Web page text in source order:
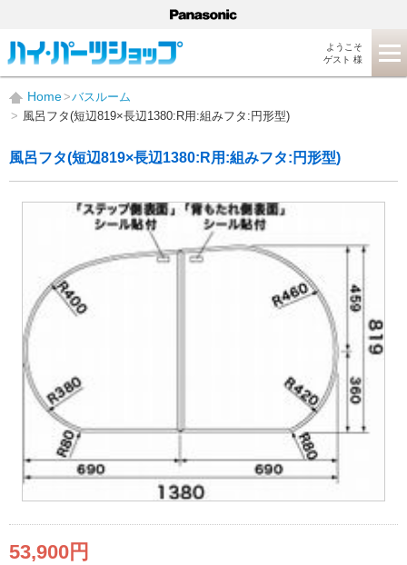
ようこそ
ゲスト 様
Home
バスルーム
風呂フタ(短辺819×長辺1380:R用:組みフタ:円形型)
風呂フタ(短辺819×長辺1380:R用:組みフタ:円形型)
53,900円